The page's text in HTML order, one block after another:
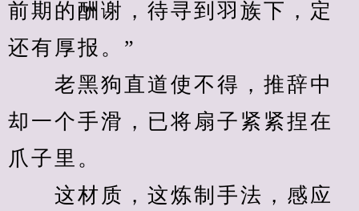
前期的酬谢，待寻到羽族下，定
还有厚报。”
老黑狗直道使不得，推辞中
却一个手滑，已将扇子紧紧捏在
爪子里。
这材质，这炼制手法，感应